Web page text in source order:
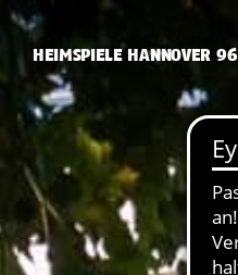
HEIMSPIELE HANNOVER 96